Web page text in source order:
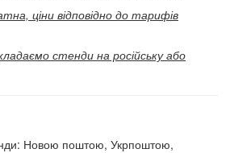
ціни відповідно до тарифів
стенди на російську або
Новою поштою, Укрпоштою,